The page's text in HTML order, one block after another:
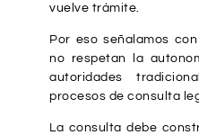
vuelve trámite.
Por eso señalamos
no respetan la
autoridades
procesos de consulta
La consulta debe